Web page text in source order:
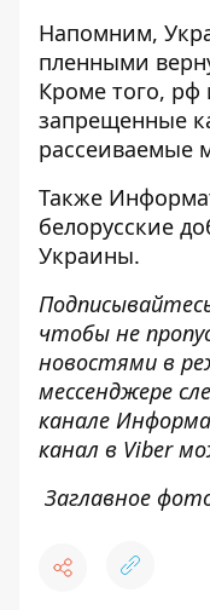
Напомним,
пленными
Кроме того, рф
запрещенные
рассеиваемые
Также
белорусские
Украины.
чтобы не
новостями в
мессенджере
канале
канал в Viber
Заглавное